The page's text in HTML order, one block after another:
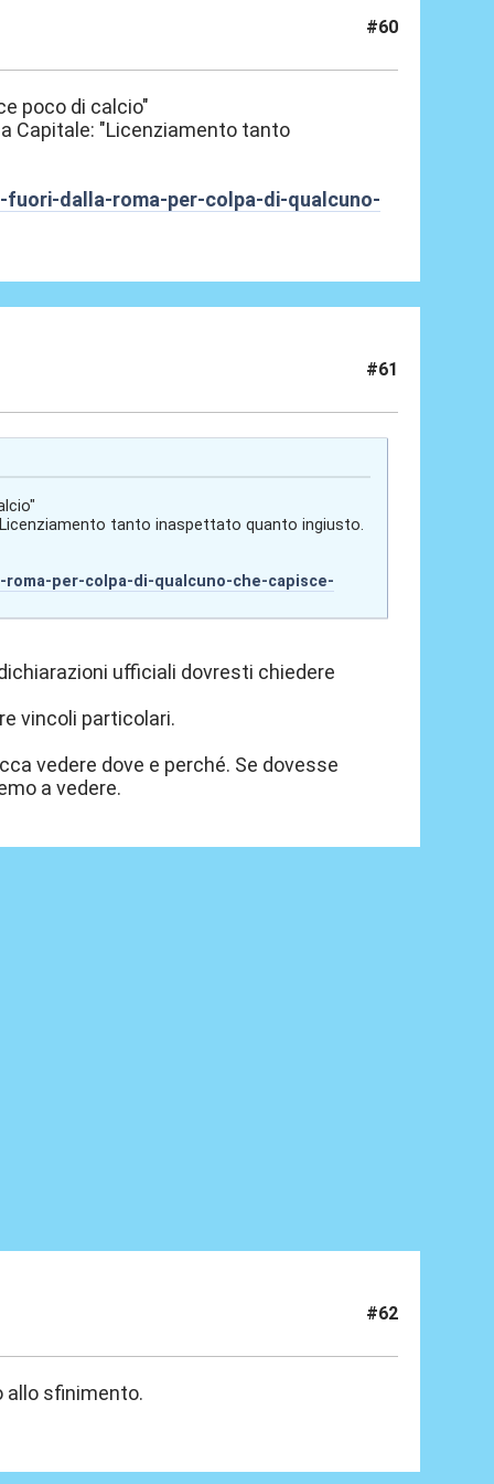
#60
poco di calcio"
Capitale: "Licenziamento tanto
dalla-roma-per-colpa-di-qualcuno-
#61
tanto inaspettato quanto ingiusto.
per-colpa-di-qualcuno-che-capisce-
ufficiali dovresti chiedere
vincoli particolari.
vedere dove e perché. Se dovesse
a vedere.
#62
allo sfinimento.